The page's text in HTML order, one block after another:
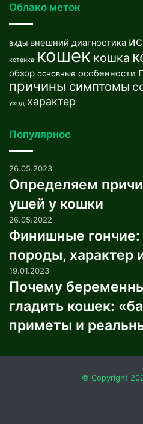
Облако меток
виды внешний диагностика
котенка кошек кошка
обзор основные особенности
причины симптомы
уход характер
Популярное
26.05.2023
Определяем
ушей у кошки
26.05.2022
Финишные гончие:
породы, характер
19.01.2023
Почему
гладить кошек:
приметы и
© Copyright